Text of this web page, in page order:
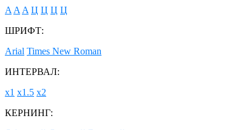
A A A Ц Ц Ц Ц
ШРИФТ:
Arial Times New Roman
ИНТЕРВАЛ:
х1 х1.5 х2
КЕРНИНГ: